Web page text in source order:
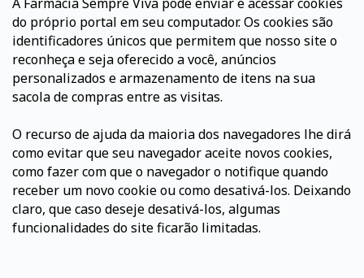
do próprio portal em seu computador. Os cookies são
identificadores únicos que permitem que nosso site o
reconheça e seja oferecido a você, anúncios
personalizados e armazenamento de itens na sua
sacola de compras entre as visitas.
O recurso de ajuda da maioria dos navegadores lhe dirá
como evitar que seu navegador aceite novos cookies,
como fazer com que o navegador o notifique quando
receber um novo cookie ou como desativá-los. Deixando
claro, que caso deseje desativá-los, algumas
funcionalidades do site ficarão limitadas.